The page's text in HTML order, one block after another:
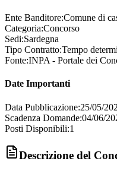
Ente Banditore:Comune di
Categoria:Concorso
Sedi:Sardegna
Tipo Contratto:Tempo
Fonte:INPA - Portale dei
Date Importanti
Data Pubblicazione:25/05/
Scadenza Domande:04/06/
Posti Disponibili:1
Descrizione del